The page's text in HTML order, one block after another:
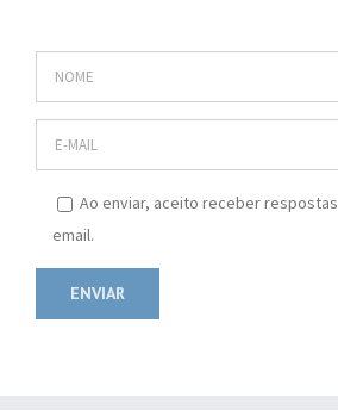
Ao enviar, aceito receber
email.